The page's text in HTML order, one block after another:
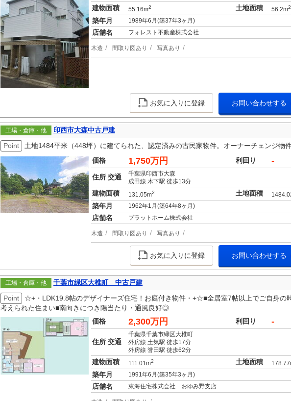
建物面積 55.16m2 土地面積 56.2m2
築年月 1989年6月(築37年3ヶ月)
店舗名 フォレスト不動産株式会社
木造 間取り図あり 写真あり
お気に入りに登録 お問い合わせする
工場・倉庫・他
印西市大森中古戸建
Point
土地1484平米（448坪）に建てられた、認定済みの古民家物件。オーナーチェンジ物件
価格
1,750万円 利回り -
住所 交通
千葉県印西市大森
成田線 木下駅 徒歩13分
建物面積 131.05m2 土地面積
築年月 1962年1月(築64年8ヶ月)
店舗名 プラットホーム株式会社
木造 間取り図あり 写真あり
お気に入りに登録 お問い合わせする
工場・倉庫・他
千葉市緑区大椎町 中古戸建
Point
☆+・LDK19.8帖のデザイナーズ住宅！お庭付き物件・+☆■全居室7帖以上でご自身の
考えられた住まい■南向きにつき陽当たり・通風良好◎
価格
2,300万円 利回り -
住所 交通
千葉県千葉市緑区大椎町
外房線 土気駅 徒歩17分
外房線 誉田駅 徒歩62分
建物面積 111.01m2 土地面積
築年月 1991年6月(築35年3ヶ月)
店舗名 東海住宅株式会社 おゆみ野支店